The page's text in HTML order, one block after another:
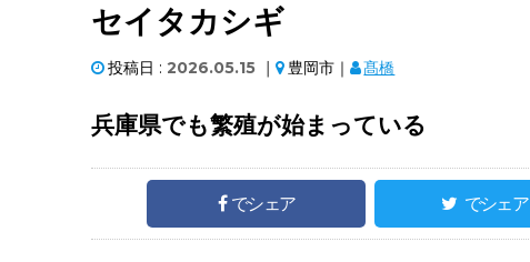
セイタカシギ
投稿日 : 2026.05.15｜ 豊岡市｜ 髙橋
兵庫県でも繁殖が始まっている
でシェア でシェア